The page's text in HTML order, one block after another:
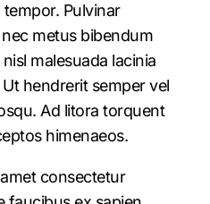
Pulvinar
metus bibendum
malesuada lacinia
hendrerit semper vel
Ad litora torquent
himenaeos.
consectetur